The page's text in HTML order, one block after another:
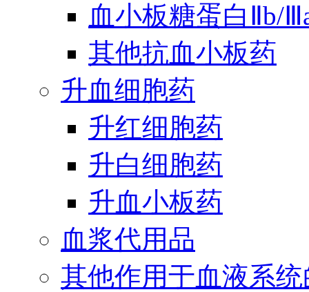
血小板糖蛋白Ⅱb/
其他抗血小板药
升血细胞药
升红细胞药
升白细胞药
升血小板药
血浆代用品
其他作用于血液系